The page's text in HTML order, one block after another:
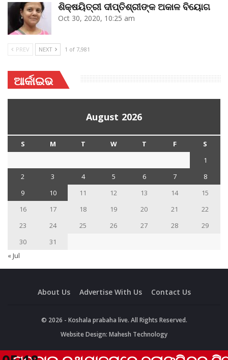
ଶିକ୍ଷୟିତ୍ରୀ ଦୀପ୍ତିଶ୍ରୀଙ୍କ ଅକାଳ ବିୟୋଗ
Oct 30, 2020, 10:25 am
PREV NEXT 1 of 7,981
ଆର୍କାଇଭ
August 2026
S M T W T F
S
1
2
3 4 5 6 7
8
9
10 11 12 13 14
15
16
17 18 19 20 21
22
23
24 25 26 27 28
29
30
31
« Jul
About Us Advertise With Us Contact Us
© 2026 - Koshala prabaha live. All Rights Reserved.
Website Design: Mahesh Technology